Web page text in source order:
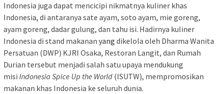
Indonesia juga dapat mencicipi nikmatnya kuliner khas
Indonesia, di antaranya sate ayam, soto ayam, mie goreng,
ayam goreng, dadar gulung, dan tahu isi. Hadirnya kuliner
Indonesia di stand makanan yang dikelola oleh Dharma Wanita
Persatuan (DWP) KJRI Osaka, Restoran Langit, dan Rumah
Durian tersebut menjadi salah satu upaya mendukung
misi Indonesia Spice Up the World (ISUTW), mempromosikan
makanan khas Indonesia ke seluruh dunia.